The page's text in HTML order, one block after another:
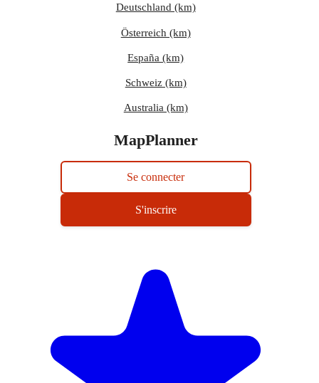
Deutschland (km)
Österreich (km)
España (km)
Schweiz (km)
Australia (km)
MapPlanner
Se connecter
S'inscrire